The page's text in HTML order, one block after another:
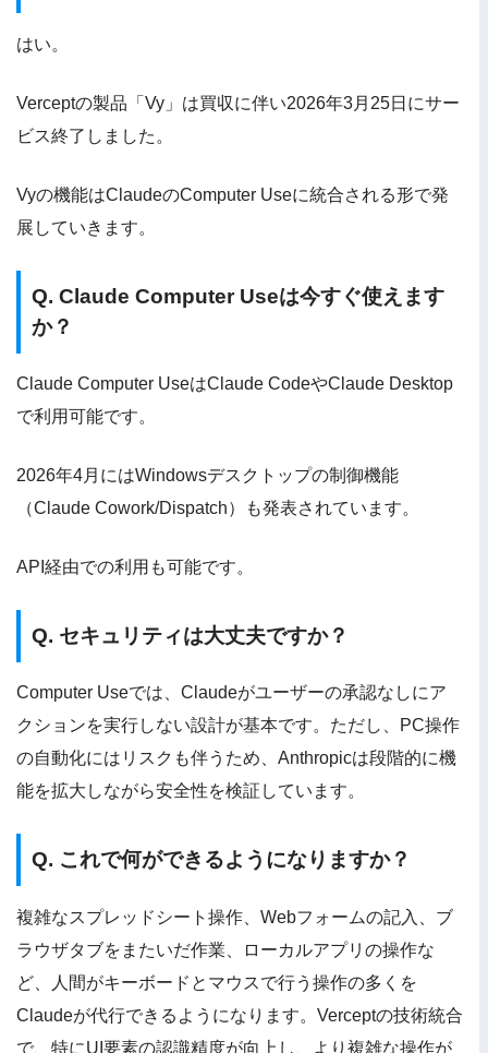
はい。
Verceptの製品「Vy」は買収に伴い2026年3月25日にサー
ビス終了しました。
Vyの機能はClaudeのComputer Useに統合される形で発
展していきます。
Q. Claude Computer Useは今すぐ使えます
か？
Claude Computer UseはClaude CodeやClaude Desktop
で利用可能です。
2026年4月にはWindowsデスクトップの制御機能
（Claude Cowork/Dispatch）も発表されています。
API経由での利用も可能です。
Q. セキュリティは大丈夫ですか？
Computer Useでは、Claudeがユーザーの承認なしにア
クションを実行しない設計が基本です。ただし、PC操作
の自動化にはリスクも伴うため、Anthropicは段階的に機
能を拡大しながら安全性を検証しています。
Q. これで何ができるようになりますか？
複雑なスプレッドシート操作、Webフォームの記入、ブ
ラウザタブをまたいだ作業、ローカルアプリの操作な
ど、人間がキーボードとマウスで行う操作の多くを
Claudeが代行できるようになります。Verceptの技術統合
で、特にUI要素の認識精度が向上し、より複雑な操作が